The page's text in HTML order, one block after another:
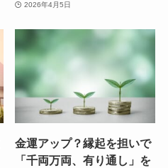
2026年4月5日
金運アップ？縁起を担いで
「千両万両、有り通し」を